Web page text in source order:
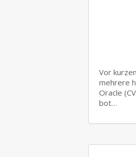
Vor
mehrere
Oracle
bot…